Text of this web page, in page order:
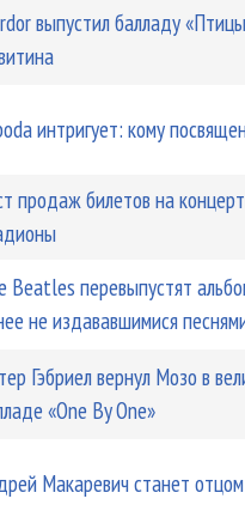
выпустил балладу
интригует: кому
продаж билетов на
Beatles перевыпустят
не издававшимися
Гэбриел вернул Мозо в
«One By One»
Макаревич станет